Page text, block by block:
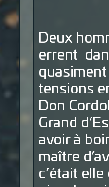
Deux
errent
quasiment
tensions
Don
Grand
avoir à
maître
c’était